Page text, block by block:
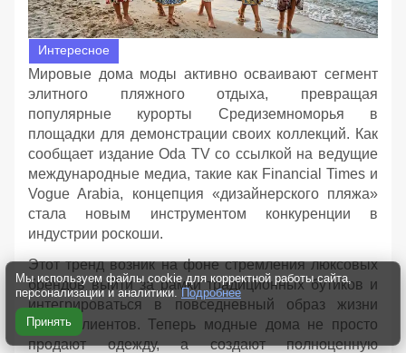
Интересное
Мировые дома моды активно осваивают сегмент
элитного пляжного отдыха, превращая
популярные курорты Средиземноморья в
площадки для демонстрации своих коллекций. Как
сообщает издание Oda TV со ссылкой на ведущие
международные медиа, такие как Financial Times и
Vogue Arabia, концепция «дизайнерского пляжа»
стала новым инструментом конкуренции в
индустрии роскоши.
Этот тренд возник на фоне стремления люксовых
брендов выйти за рамки традиционных бутиков и
интегрироваться в повседневный образ жизни
своих клиентов. Теперь модные дома не просто
продают одежду, а создают полноценную
Мы используем файлы cookie для корректной работы сайта,
персонализации и аналитики. Подробнее
Принять